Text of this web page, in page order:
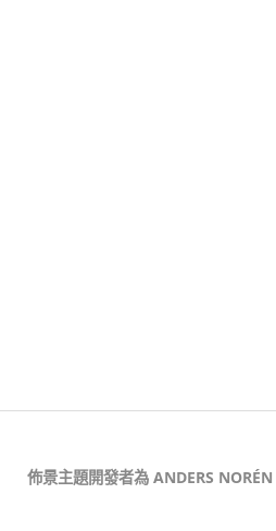
佈景主題開發者為ANDERS NORÉN